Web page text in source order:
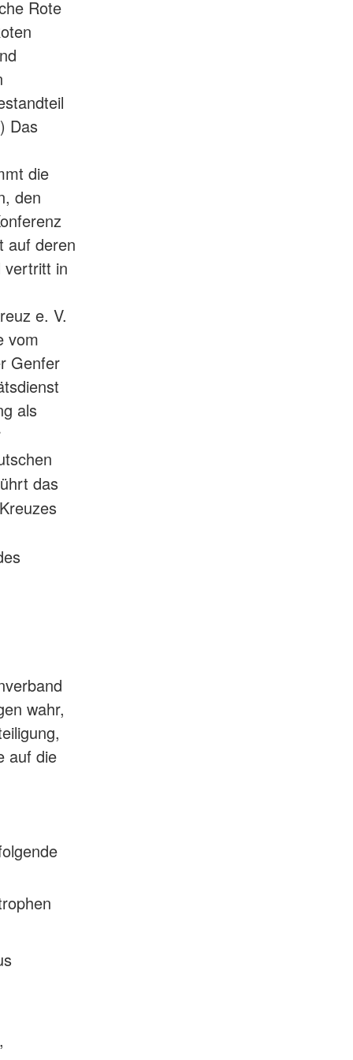
Rote
Das
die
den
auf deren
vertritt in
e. V.
vom
Genfer
als
das
wahr,
auf die